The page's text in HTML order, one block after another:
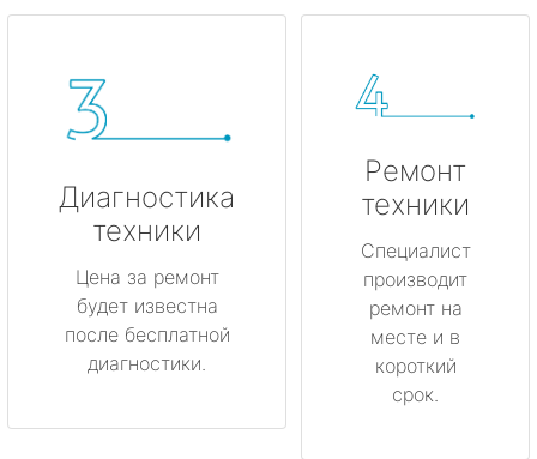
Коммунар
Кудрово
Лодейное Поле
Луга
Любань
Мурино
Никольское
Новая Ладога
Диагностика
техники
Цена за ремонт
будет известна
после бесплатной
диагностики.
Ремонт
техники
Специалист
производит
ремонт на
месте и в
короткий
срок.